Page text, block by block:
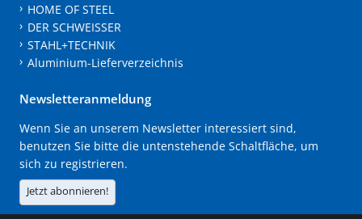
HOME OF STEEL
DER SCHWEISSER
STAHL+TECHNIK
Aluminium-Lieferverzeichnis
Newsletteranmeldung
Wenn Sie an unserem Newsletter interessiert sind,
benutzen Sie bitte die untenstehende Schaltfläche, um
sich zu registrieren.
Jetzt abonnieren!